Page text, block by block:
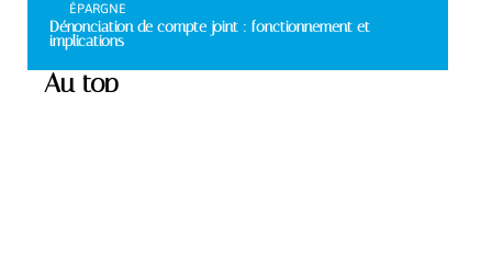
ÉPARGNE
Dénonciation de compte joint : fonctionnement et
implications
Au top